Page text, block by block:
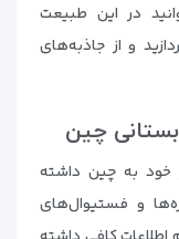
در این طبیعت
و از جاذبه‌های
چین
خود به چین داشته
و فستیوال‌های